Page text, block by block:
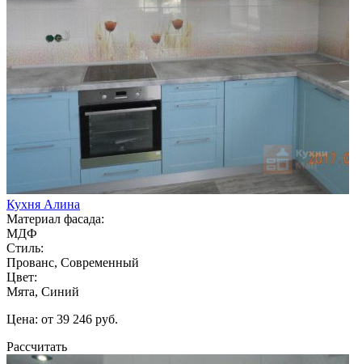
Кухня Алина
Материал фасада:
МДФ
Стиль:
Прованс, Современный
Цвет:
Мята, Синий
Цена: от 39 246 руб.
Рассчитать